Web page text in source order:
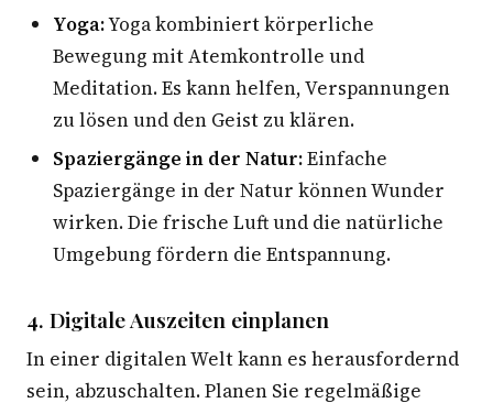
Yoga:Yoga kombiniert körperliche
Bewegung mit Atemkontrolle und
Meditation. Es kann helfen, Verspannungen
zu lösen und den Geist zu klären.
Spaziergänge in der Natur:Einfache
Spaziergänge in der Natur können Wunder
wirken. Die frische Luft und die natürliche
Umgebung fördern die Entspannung.
4. Digitale Auszeiten einplanen
In einer digitalen Welt kann es herausfordernd
sein, abzuschalten. Planen Sie regelmäßige